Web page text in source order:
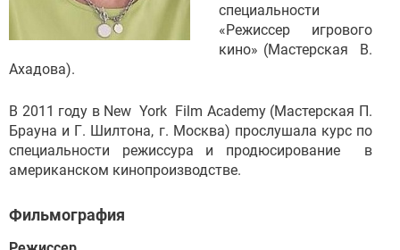
специальности
«Режиссер игрового
кино» (Мастерская В.
Ахадова).
В 2011 году в New York Film Academy (Мастерская П.
Брауна и Г. Шилтона, г. Москва) прослушала курс по
специальности режиссура и продюсирование в
американском кинопроизводстве.
Фильмография